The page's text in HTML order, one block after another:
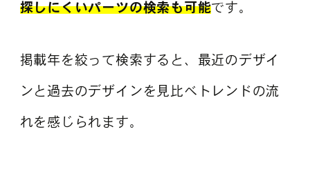
探しにくいパーツの検索も可能です。
掲載年を絞って検索すると、最近のデザイ
ンと過去のデザインを見比べトレンドの流
れを感じられます。